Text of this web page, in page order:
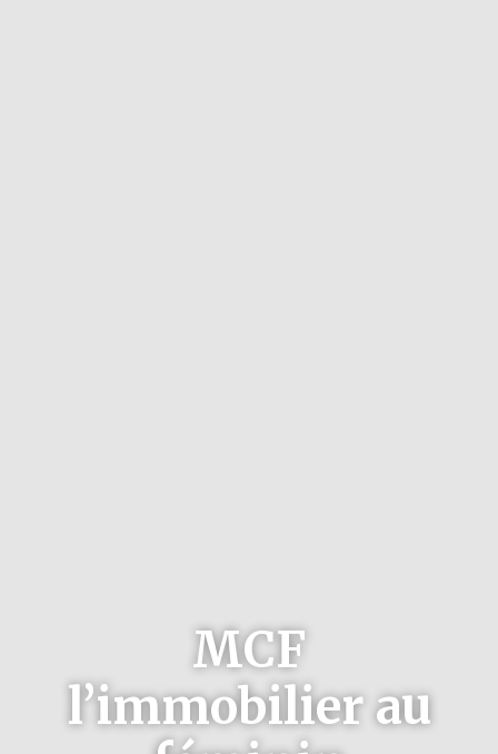
MCF
l’immobilier au